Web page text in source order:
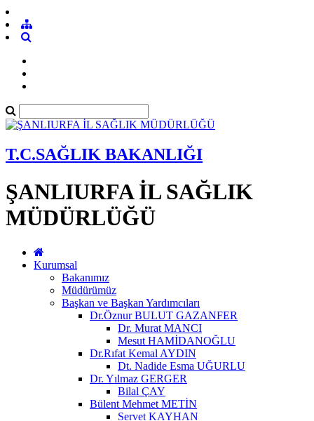
T.C.SAĞLIK BAKANLIĞI
ŞANLIURFA İL SAĞLIK
MÜDÜRLÜĞÜ
Kurumsal
Bakanımız
Müdürümüz
Başkan ve Başkan Yardımcıları
Dr.Öznur BULUT GAZANFER
Dr. Murat MANCI
Mesut HAMİDANOĞLU
Dr.Rıfat Kemal AYDIN
Dt. Nadide Esma UĞURLU
Dr. Yılmaz GERGER
Bilal ÇAY
Bülent Mehmet METİN
Servet KAYHAN